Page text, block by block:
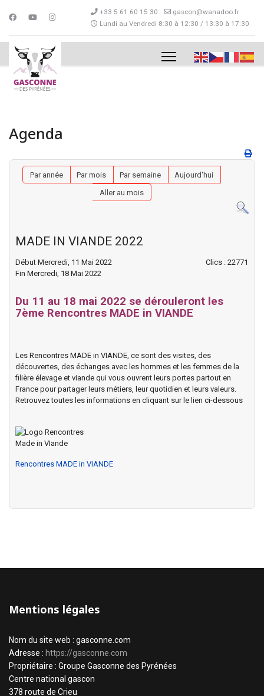
+33 5 61 60 15 30
gascon@wanadoo.fr
Lundi au Vendredi 8:30 à 12:30 / 13:30 à 17:30
Agenda
Par année Par mois Par semaine
Aujourd'hui
Aller au mois
MADE IN VIANDE 2022
Début Mercredi, 11 Mai 2022
Fin Mercredi, 18 Mai 2022
Clics : 22771
Du 11 au 18 mai 2022 se dérouleront les
7ème Rencontres MADE in VIANDE
Les Rencontres MADE in VIANDE, ce sont des visites, des
découvertes, des échanges avec les hommes et les femmes de la
filière élevage et viande qui vous ouvrent leurs portes partout en
France pour partager leurs métiers, leur quotidien et leurs valeurs.
Retrouvez toutes les informations en cliquant sur le lien ci-dessous
Rencontres MADE in VIANDE
Mentions légales
Nom du site web : gasconne.com
Adresse : https://gasconne.com
Propriétaire : Groupe Gasconne des Pyrénées
Centre national gascon
378 route de Crieu